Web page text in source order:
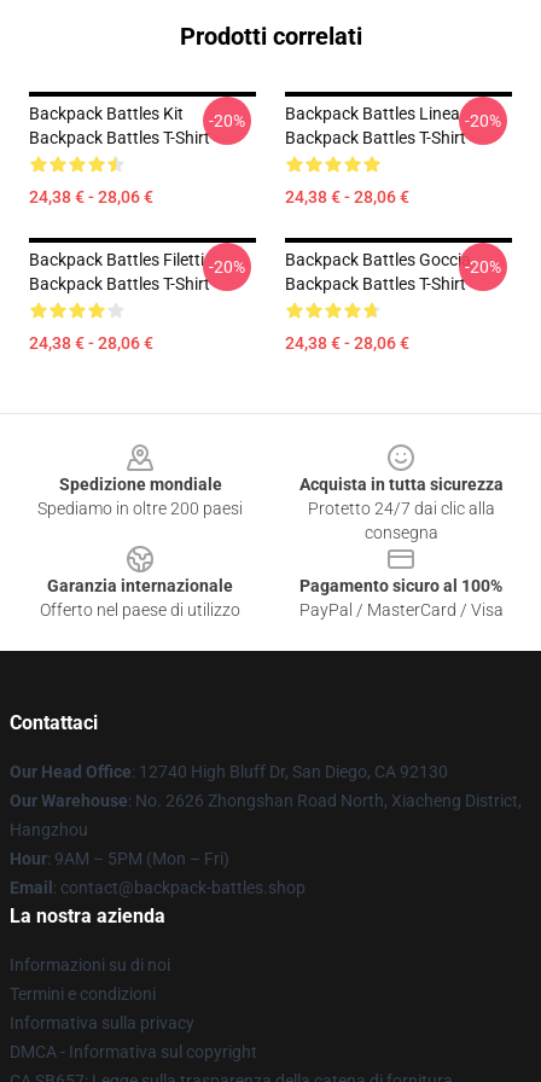
Prodotti correlati
Backpack Battles Kit
Backpack Battles T-Shirt
24,38 € - 28,06 €
-20%
Backpack Battles Linea
Backpack Battles T-Shirt
24,38 € - 28,06 €
-20%
Backpack Battles Filetti
Backpack Battles T-Shirt
24,38 € - 28,06 €
-20%
Backpack Battles Goccia
Backpack Battles T-Shirt
24,38 € - 28,06 €
-20%
Spedizione mondiale
Spediamo in oltre 200 paesi
Acquista in tutta sicurezza
Protetto 24/7 dai clic alla
consegna
Garanzia internazionale
Offerto nel paese di utilizzo
Pagamento sicuro al 100%
PayPal / MasterCard / Visa
Contattaci
Our Head Office: 12740 High Bluff Dr, San Diego, CA 92130
Our Warehouse: No. 2626 Zhongshan Road North, Xiacheng District,
Hangzhou
Hour: 9AM – 5PM (Mon – Fri)
Email : contact@backpack-battles.shop
La nostra azienda
Informazioni su di noi
Termini e condizioni
Informativa sulla privacy
DMCA - Informativa sul copyright